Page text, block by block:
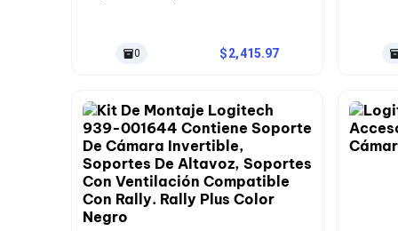
Divisores de Video
Adaptadores Video DVI
Adaptadores Video VGA / HD15
Repetidores USB
Adaptadores Audio
Adaptadores Audio AUX
Adaptadores Audio USB
Dispositivos de Entrada
0 2,415.97